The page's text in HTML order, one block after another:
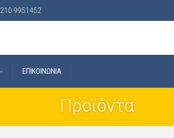
210 9951452
ΕΠΙΚΟΙΝΩΝΙΑ
Προϊόντα